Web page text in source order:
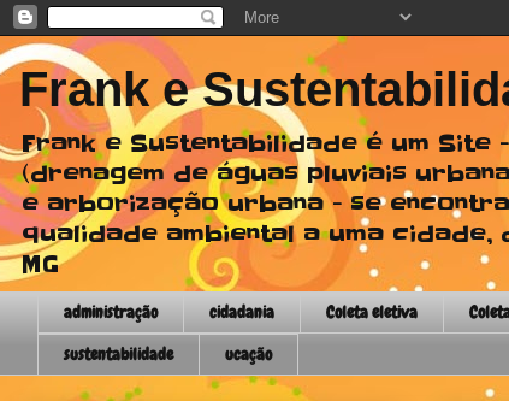
Frank e
Frank e Sustentabilidade é um Site
(drenagem de águas pluviais
e arborização urbana - se
qualidade ambiental a uma
MG
administração cidadania Coleta eletiva
sustentabilidade
ucação